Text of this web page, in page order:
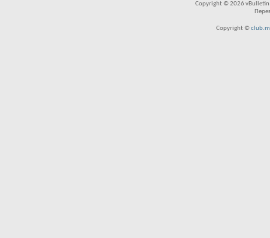
Copyright © 2026 vBulletin
Copyright ©